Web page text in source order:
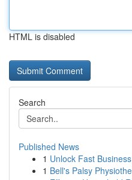
HTML is disabled
Search
Published News
1 Unlock Fast
1 Bell's Palsy